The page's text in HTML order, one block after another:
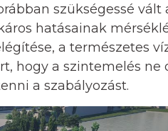
szükségessé vált
hatásainak
a természetes
hogy a szintemelés ne
a szabályozást.